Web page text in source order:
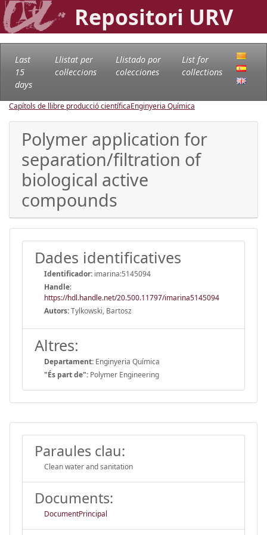
Repositori URV
Last
15
days
Llistat per
col·leccions
Llistado por
colecciones
List for
collections
Capítols de llibre producció científicaEnginyeria Química
Polymer application for
separation/filtration of
biological active
compounds
Dades identificatives
Identificador: imarina:5145094
Handle:
https://hdl.handle.net/20.500.11797/imarina5145094
Autors:Tylkowski, Bartosz
Altres:
Departament: Enginyeria Química
"És part de": Polymer Engineering
Paraules clau:
Clean water and sanitation
Documents:
DocumentPrincipal